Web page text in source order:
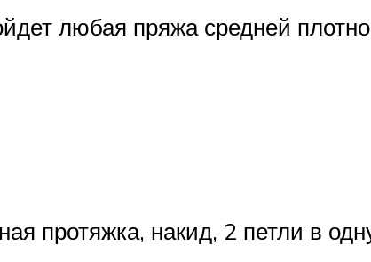
любая пряжа средней
протяжка, накид, 2 петли в